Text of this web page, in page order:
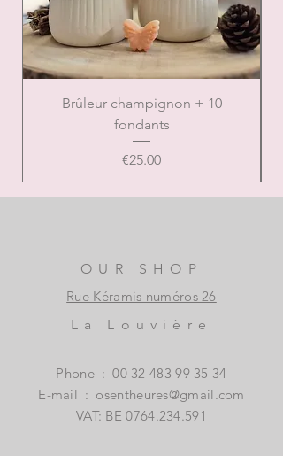
feuille :
- Dimensions: 8 x 8 x 18 cm.
- Poids: 0,28 kg.
- Matière : métal et verre.
- Contenance: 50 ml.
Brûleur champignon + 10
fondants
Price
€25.00
OUR SHOP
Rue Kéramis numéros 26
La Louvière
Phone : 00 32 483 99 35 34
E-mail : osentheures@gmail.com
VAT: BE0764.234.591